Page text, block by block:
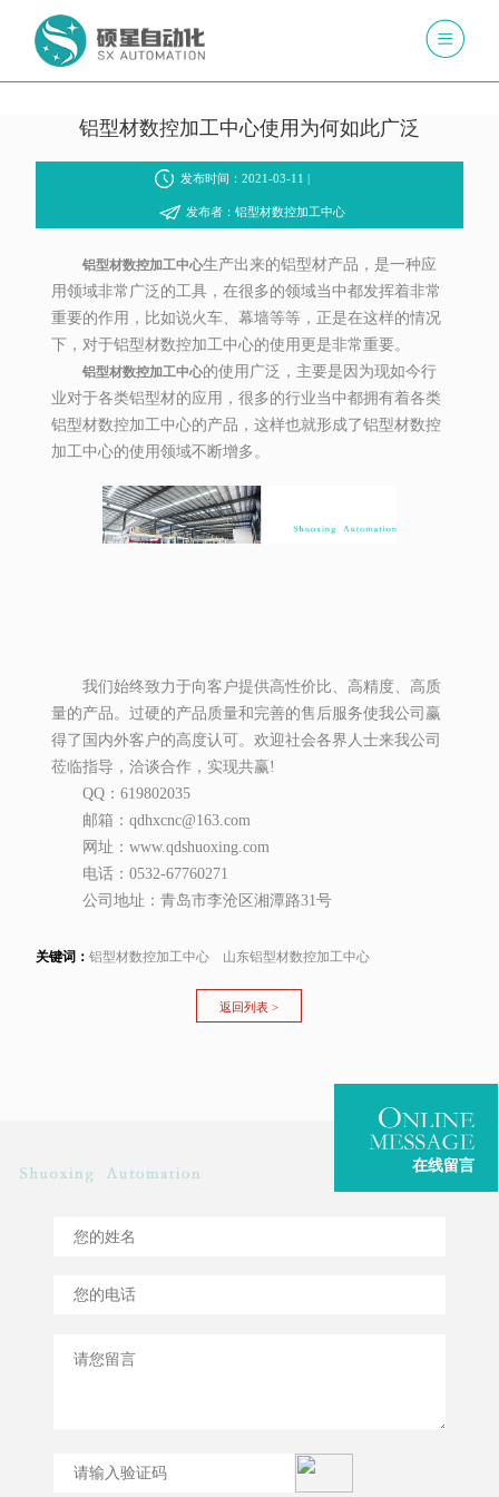
铝型材数控加工中心使用为何如此广泛
发布时间：2021-03-11 |
发布者：铝型材数控加工中心
铝型材数控加工中心生产出来的铝型材产品，是一种应
用领域非常广泛的工具，在很多的领域当中都发挥着非常
重要的作用，比如说火车、幕墙等等，正是在这样的情况
下，对于铝型材数控加工中心的使用更是非常重要。
铝型材数控加工中心的使用广泛，主要是因为现如今行
业对于各类铝型材的应用，很多的行业当中都拥有着各类
铝型材数控加工中心的产品，这样也就形成了铝型材数控
加工中心的使用领域不断增多。
我们始终致力于向客户提供高性价比、高精度、高质
量的产品。过硬的产品质量和完善的售后服务使我公司赢
得了国内外客户的高度认可。欢迎社会各界人士来我公司
莅临指导，洽谈合作，实现共赢!
QQ：619802035
邮箱：qdhxcnc@163.com
网址：www.qdshuoxing.com
电话：0532-67760271
公司地址：青岛市李沧区湘潭路31号
关键词： 铝型材数控加工中心 山东铝型材数控加工中心
返回列表 >
在线留言